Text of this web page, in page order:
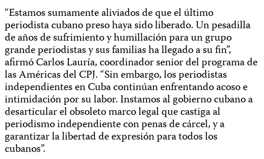
“Estamos sumamente aliviados de que el último
periodista cubano preso haya sido liberado. Un pesadilla
de años de sufrimiento y humillación para un grupo
grande periodistas y sus familias ha llegado a su fin”,
afirmó Carlos Lauría, coordinador senior del programa de
las Américas del CPJ. “Sin embargo, los periodistas
independientes en Cuba continúan enfrentando acoso e
intimidación por su labor. Instamos al gobierno cubano a
desarticular el obsoleto marco legal que castiga al
periodismo independiente con penas de cárcel, y a
garantizar la libertad de expresión para todos los
cubanos”.